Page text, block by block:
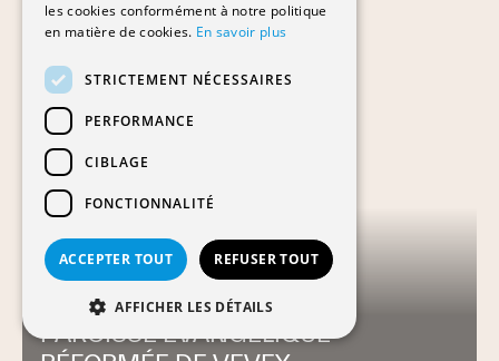
PAROISSE EVANGÉLIQUE
les cookies conformément à notre politique
en matière de cookies. En savoir plus
STRICTEMENT NÉCESSAIRES
PERFORMANCE
CIBLAGE
FONCTIONNALITÉ
ACCEPTER TOUT REFUSER TOUT
AFFICHER LES DÉTAILS